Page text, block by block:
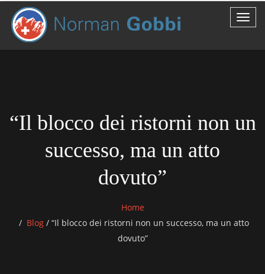
“Il blocco dei ristorni non un
successo, ma un atto
dovuto”
Home
Blog / “Il blocco dei ristorni non un successo, ma un atto
dovuto”